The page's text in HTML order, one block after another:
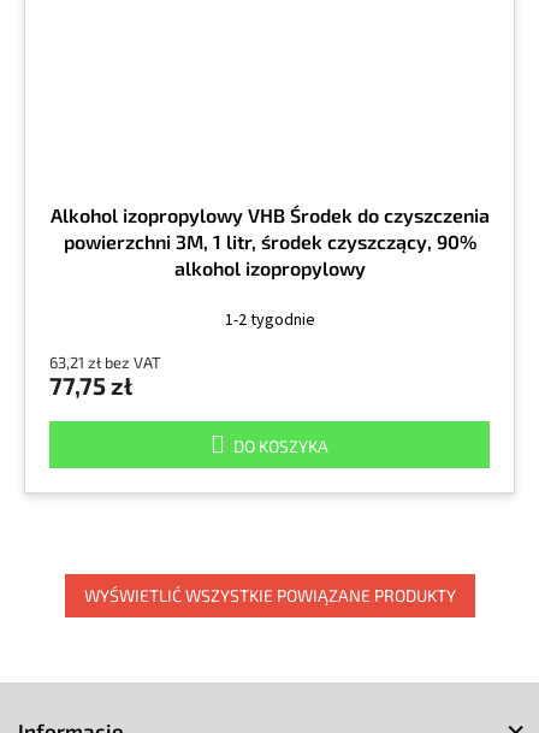
Alkohol izopropylowy VHB Środek do czyszczenia
powierzchni 3M, 1 litr, środek czyszczący, 90%
alkohol izopropylowy
1-2 tygodnie
63,21 zł bez VAT
77,75 zł
DO KOSZYKA
WYŚWIETLIĆ WSZYSTKIE POWIĄZANE PRODUKTY